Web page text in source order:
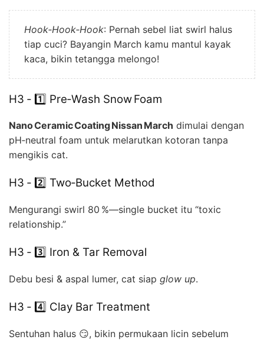
Hook‑Hook‑Hook: Pernah sebel liat swirl halus
tiap cuci? Bayangin March kamu mantul kayak
kaca, bikin tetangga melongo!
H3 ‑ 1️⃣ Pre‑Wash Snow Foam
Nano Ceramic Coating Nissan March dimulai dengan
pH‑neutral foam untuk melarutkan kotoran tanpa
mengikis cat.
H3 ‑ 2️⃣ Two‑Bucket Method
Mengurangi swirl 80 %—single bucket itu “toxic
relationship.”
H3 ‑ 3️⃣ Iron & Tar Removal
Debu besi & aspal lumer, cat siap glow up.
H3 ‑ 4️⃣ Clay Bar Treatment
Sentuhan halus 😏, bikin permukaan licin sebelum